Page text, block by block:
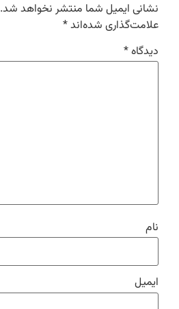
نشانی ایمیل شما منتشر نخواهد شد.
علامت‌گذاری شده‌اند*
دیدگاه*
نام
ایمیل